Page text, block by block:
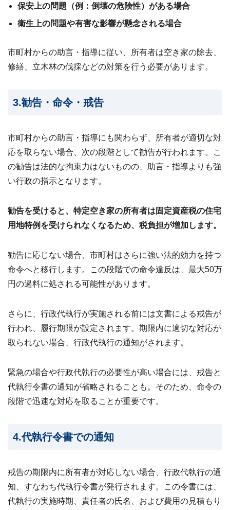
ビス
内・
集 ›
保安上の問題（例：倒壊の危険性）がある場合
衛生上の問題や有害な影響が懸念される場合
市町村からの助言・指導に従い、所有者は空き家の除去、
修繕、立木林の伐採などの対策を行う必要があります。
3.勧告・命令・戒告
市町村からの助言・指導にも関わらず、所有者が適切な対
応を取らない場合、次の段階として勧告が行われます。こ
の勧告は法的な拘束力はないものの、助言・指導よりも強
い行政の指示となります。
勧告を受けると、特定空き家の所有者は固定資産税の住宅
用地特例を受けられなくなるため、税負担が増加します。
勧告に応じない場合、市町村はさらに強い法的効力を持つ
命令へと移行します。この段階での命令違反は、最大50万
円の過料に処される可能性があります。
さらに、行政代執行が実施される前には文書による戒告が
行われ、履行期限が設定されます。期限内に適切な対応が
取られない場合、行政代執行の通知がされます。
緊急の場合や行政代執行の必要性が高い場合には、戒告と
代執行令書の通知が省略されることも。そのため、命令の
段階で迅速な対応を取ることが重要です。
4.代執行令書での通知
戒告の期限内に所有者が対応しない場合、行政代執行の通
知、すなわち代執行令書が発行されます。この令書には、
代執行の実施時期、責任者の氏名、および費用の見積もり